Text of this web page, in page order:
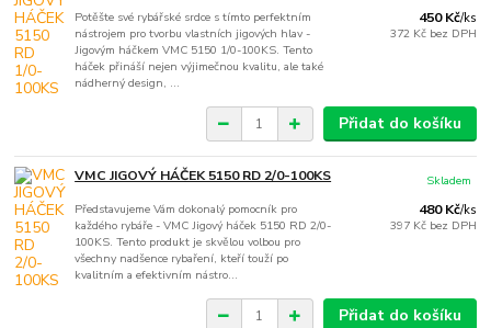
Potěšte své rybářské srdce s tímto perfektním
nástrojem pro tvorbu vlastních jigových hlav -
Jigovým háčkem VMC 5150 1/0-100KS. Tento
háček přináší nejen výjimečnou kvalitu, ale také
nádherný design, ...
450 Kč/ks
372 Kč bez DPH
Přidat do košíku
VMC JIGOVÝ HÁČEK 5150 RD 2/0-100KS
Představujeme Vám dokonalý pomocník pro
každého rybáře - VMC Jigový háček 5150 RD 2/0-
100KS. Tento produkt je skvělou volbou pro
všechny nadšence rybaření, kteří touží po
kvalitním a efektivním nástro...
480 Kč/ks
397 Kč bez DPH
Skladem
Přidat do košíku